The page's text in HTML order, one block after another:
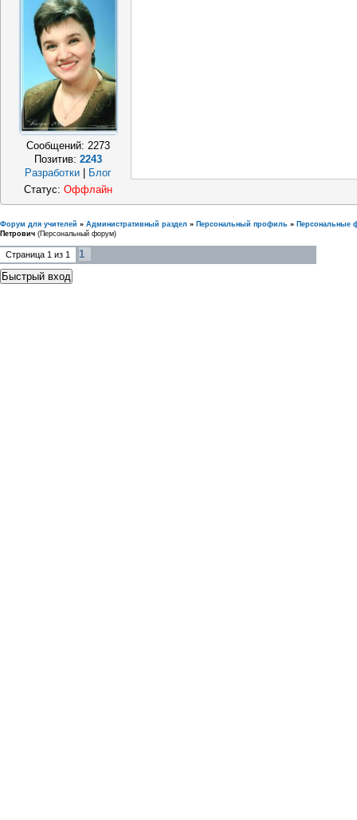
Сообщений: 2273
Позитив: 2243
Разработки | Блог
Статус: Оффлайн
Форум для учителей » Административный раздел » Персональный профиль » Персональные
Петрович (Персональный форум)
Страница 1 из 1 1